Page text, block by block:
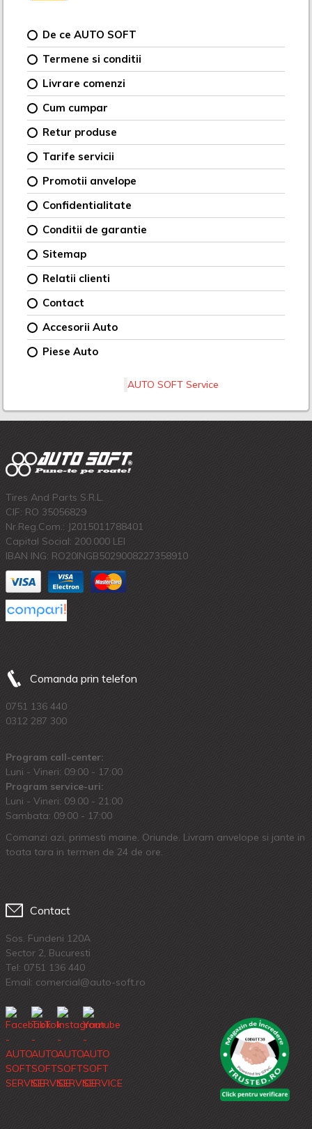
De ce AUTO SOFT
Termene si conditii
Livrare comenzi
Cum cumpar
Retur produse
Tarife servicii
Promotii anvelope
Confidentialitate
Conditii de garantie
Sitemap
Relatii clienti
Contact
Accesorii Auto
Piese Auto
AUTO SOFT Service
Tires And Parts S.R.L.
CIF: RO 35056829
Nr.Reg.Com.: J2015011788401
Capital Social: 200.000 LEI
IBAN ING: RO20INGB5029008227358910
Comanda prin telefon
0751 136 440
0312 287 300
Program call-center:
Luni - Vineri: 09:00 - 17:00
Program service-uri:
Luni - Vineri: 09.00 - 21:00
Sambata: 09:00 - 17:00
Comanzi azi, primesti maine. Oriunde. Livram anvelope si jante in
toata tara in termen de 24 de ore.
Contact
Sos. Fundeni 120A
Sector 2, Bucuresti
Tel: 0751 136 440
Email: comercial@auto-soft.ro